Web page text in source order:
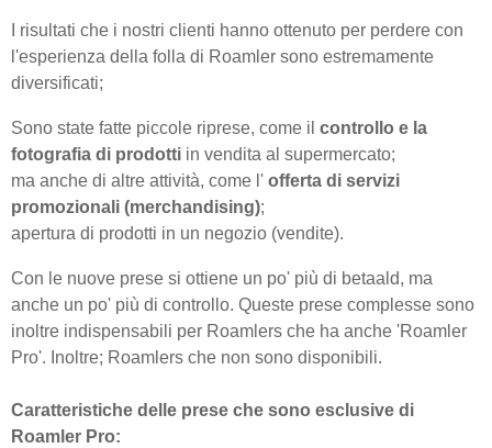
I risultati che i nostri clienti hanno ottenuto per perdere con
l'esperienza della folla di Roamler sono estremamente
diversificati;
Sono state fatte piccole riprese, come il controllo e la
fotografia di prodotti in vendita al supermercato;
ma anche di altre attività, come l' offerta di servizi
promozionali (merchandising);
apertura di prodotti in un negozio (vendite).
Con le nuove prese si ottiene un po' più di betaald, ma
anche un po' più di controllo. Queste prese complesse sono
inoltre indispensabili per Roamlers che ha anche 'Roamler
Pro'. Inoltre; Roamlers che non sono disponibili.
Caratteristiche delle prese che sono esclusive di
Roamler Pro: